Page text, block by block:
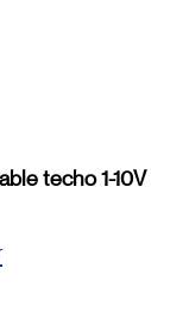
techo 1-10V